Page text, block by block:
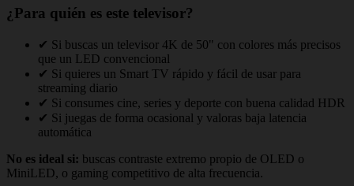
¿Para quién es este televisor?
✔ Si buscas un televisor 4K de 50" con colores más precisos
que un LED convencional
✔ Si quieres un Smart TV rápido y fácil de usar para
streaming diario
✔ Si consumes cine, series y deporte con buena calidad HDR
✔ Si juegas de forma ocasional y valoras baja latencia
automática
No es ideal si: buscas contraste extremo propio de OLED o
MiniLED, o gaming competitivo de alta frecuencia.